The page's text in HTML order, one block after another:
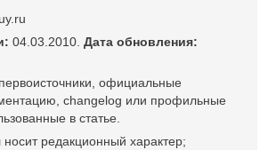
04.03.2010. Дата обновления:
первоисточники, официальные
changelog или профильные
в статье.
редакционный характер;